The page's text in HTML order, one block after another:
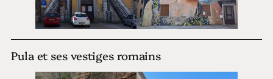
Pula et ses vestiges romains